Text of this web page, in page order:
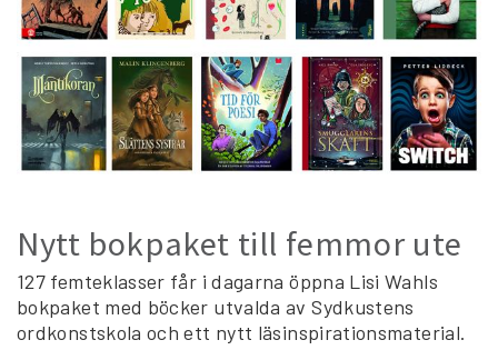
Nytt bokpaket till femmor ute
127 femteklasser får i dagarna öppna Lisi Wahls
bokpaket med böcker utvalda av Sydkustens
ordkonstskola och ett nytt läsinspirationsmaterial.